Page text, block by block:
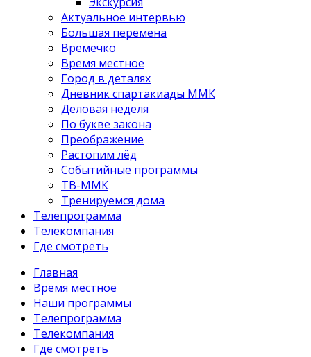
Актуальное интервью
Большая перемена
Времечко
Время местное
Город в деталях
Дневник спартакиады ММК
Деловая неделя
По букве закона
Преображение
Растопим лёд
Событийные программы
ТВ-ММК
Тренируемся дома
Телепрограмма
Телекомпания
Где смотреть
Главная
Время местное
Наши программы
Телепрограмма
Телекомпания
Где смотреть